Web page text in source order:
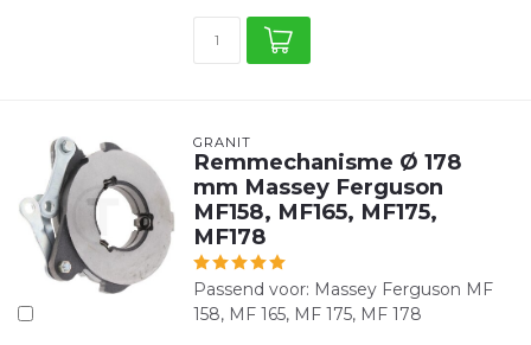
GRANIT
Remmechanisme Ø 178
mm Massey Ferguson
MF158, MF165, MF175,
MF178
Passend voor: Massey Ferguson MF
158, MF 165, MF 175, MF 178